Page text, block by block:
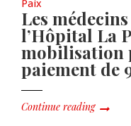
Les
l’Hôpital La
mobilisation
paiement de
Continue reading